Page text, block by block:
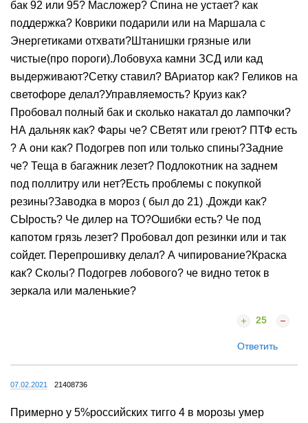
бак 92 или 95? Масложер? Спина не устает? как
поддержка? Коврики подарили или на Маршала с
Энергетиками отхвати?Штанишки грязные или
чистые(про пороги).Лобовуха камни ЗСД или кад
выдерживают?Сетку ставил? ВАриатор как? Геликов на
светофоре делал?Управляемость? Круиз как?
Пробовал полный бак и сколько накатал до лампочки?
НА дальняк как? Фары че? СВетят или греют? ПТФ есть
? А они как? Подогрев поп или только спины?Задние
че? Теща в багажник лезет? Подлокотник на заднем
под поллитру или нет?Есть проблемы с покупкой
резины?Заводка в мороз ( был до 21) .Дожди как?
СЫрость? Че дилер на ТО?Ошибки есть? Че под
капотом грязь лезет? Пробовал доп резинки или и так
сойдет. Перепрошивку делал? А чипирование?Краска
как? Сколы? Подогрев лобового? че видно теток в
зеркала или маленькие?
25
Ответить
07.02.2021 21408736
Примерно у 5%российских тигго 4 в морозы умер